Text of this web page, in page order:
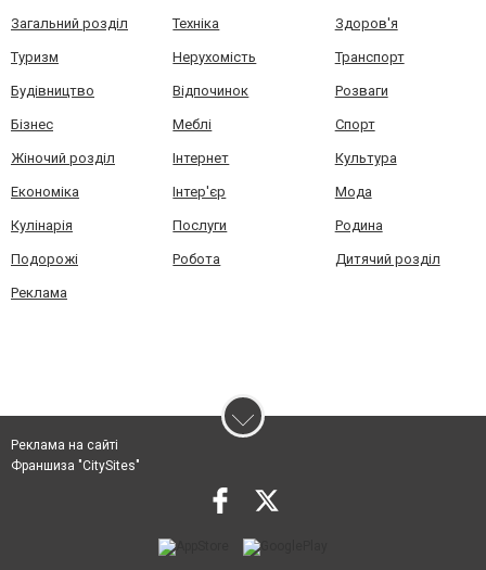
Загальний розділ Техніка Здоров'я
Туризм Нерухомість Транспорт
Будівництво Відпочинок Розваги
Бізнес Меблі Спорт
Жіночий розділ Інтернет Культура
Економіка Інтер'єр Мода
Кулінарія Послуги Родина
Подорожі Робота Дитячий розділ
Реклама
Реклама на сайті
Франшиза "CitySites"